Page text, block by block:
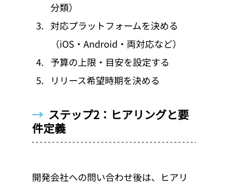
分類）
対応プラットフォームを決める
（iOS・Android・両対応など）
予算の上限・目安を設定する
リリース希望時期を決める
→ ステップ2：ヒアリングと要
件定義
開発会社への問い合わせ後は、ヒアリ